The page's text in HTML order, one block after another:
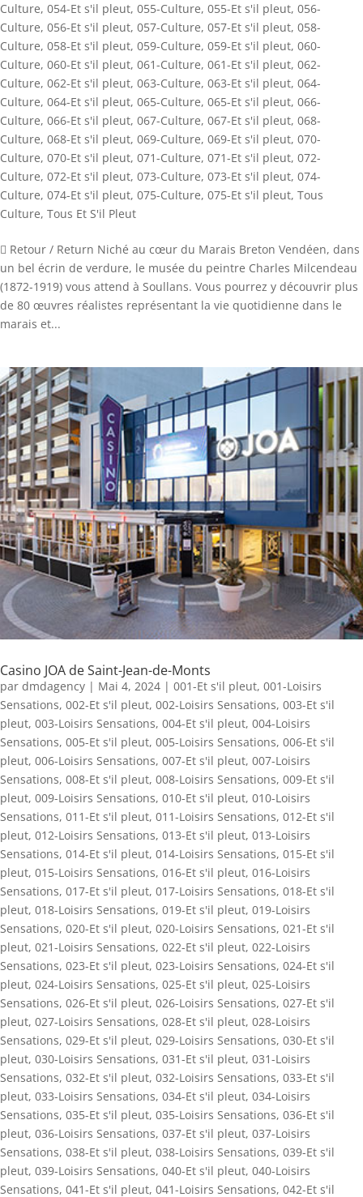
Culture, 054-Et s'il pleut, 055-Culture, 055-Et s'il pleut, 056-
Culture, 056-Et s'il pleut, 057-Culture, 057-Et s'il pleut, 058-
Culture, 058-Et s'il pleut, 059-Culture, 059-Et s'il pleut, 060-
Culture, 060-Et s'il pleut, 061-Culture, 061-Et s'il pleut, 062-
Culture, 062-Et s'il pleut, 063-Culture, 063-Et s'il pleut, 064-
Culture, 064-Et s'il pleut, 065-Culture, 065-Et s'il pleut, 066-
Culture, 066-Et s'il pleut, 067-Culture, 067-Et s'il pleut, 068-
Culture, 068-Et s'il pleut, 069-Culture, 069-Et s'il pleut, 070-
Culture, 070-Et s'il pleut, 071-Culture, 071-Et s'il pleut, 072-
Culture, 072-Et s'il pleut, 073-Culture, 073-Et s'il pleut, 074-
Culture, 074-Et s'il pleut, 075-Culture, 075-Et s'il pleut, Tous
Culture, Tous Et S'il Pleut
 Retour / Return Niché au cœur du Marais Breton Vendéen, dans
un bel écrin de verdure, le musée du peintre Charles Milcendeau
(1872-1919) vous attend à Soullans. Vous pourrez y découvrir plus
de 80 œuvres réalistes représentant la vie quotidienne dans le
marais et...
Casino JOA de Saint-Jean-de-Monts
par dmdagency | Mai 4, 2024 | 001-Et s'il pleut, 001-Loisirs
Sensations, 002-Et s'il pleut, 002-Loisirs Sensations, 003-Et s'il
pleut, 003-Loisirs Sensations, 004-Et s'il pleut, 004-Loisirs
Sensations, 005-Et s'il pleut, 005-Loisirs Sensations, 006-Et s'il
pleut, 006-Loisirs Sensations, 007-Et s'il pleut, 007-Loisirs
Sensations, 008-Et s'il pleut, 008-Loisirs Sensations, 009-Et s'il
pleut, 009-Loisirs Sensations, 010-Et s'il pleut, 010-Loisirs
Sensations, 011-Et s'il pleut, 011-Loisirs Sensations, 012-Et s'il
pleut, 012-Loisirs Sensations, 013-Et s'il pleut, 013-Loisirs
Sensations, 014-Et s'il pleut, 014-Loisirs Sensations, 015-Et s'il
pleut, 015-Loisirs Sensations, 016-Et s'il pleut, 016-Loisirs
Sensations, 017-Et s'il pleut, 017-Loisirs Sensations, 018-Et s'il
pleut, 018-Loisirs Sensations, 019-Et s'il pleut, 019-Loisirs
Sensations, 020-Et s'il pleut, 020-Loisirs Sensations, 021-Et s'il
pleut, 021-Loisirs Sensations, 022-Et s'il pleut, 022-Loisirs
Sensations, 023-Et s'il pleut, 023-Loisirs Sensations, 024-Et s'il
pleut, 024-Loisirs Sensations, 025-Et s'il pleut, 025-Loisirs
Sensations, 026-Et s'il pleut, 026-Loisirs Sensations, 027-Et s'il
pleut, 027-Loisirs Sensations, 028-Et s'il pleut, 028-Loisirs
Sensations, 029-Et s'il pleut, 029-Loisirs Sensations, 030-Et s'il
pleut, 030-Loisirs Sensations, 031-Et s'il pleut, 031-Loisirs
Sensations, 032-Et s'il pleut, 032-Loisirs Sensations, 033-Et s'il
pleut, 033-Loisirs Sensations, 034-Et s'il pleut, 034-Loisirs
Sensations, 035-Et s'il pleut, 035-Loisirs Sensations, 036-Et s'il
pleut, 036-Loisirs Sensations, 037-Et s'il pleut, 037-Loisirs
Sensations, 038-Et s'il pleut, 038-Loisirs Sensations, 039-Et s'il
pleut, 039-Loisirs Sensations, 040-Et s'il pleut, 040-Loisirs
Sensations, 041-Et s'il pleut, 041-Loisirs Sensations, 042-Et s'il